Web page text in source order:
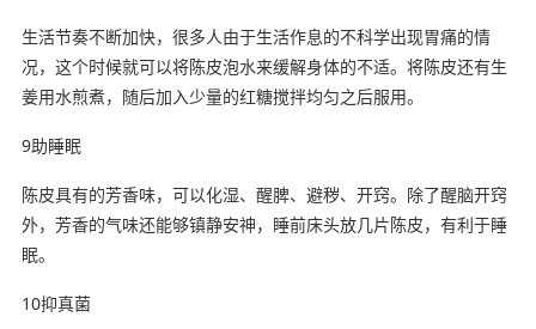
生活节奏不断加快，很多人由于生活作息的不科学出现胃痛的情
况，这个时候就可以将陈皮泡水来缓解身体的不适。将陈皮还有生
姜用水煎煮，随后加入少量的红糖搅拌均匀之后服用。
9助睡眠
陈皮具有的芳香味，可以化湿、醒脾、避秽、开窍。除了醒脑开窍
外，芳香的气味还能够镇静安神，睡前床头放几片陈皮，有利于睡
眠。
10抑真菌